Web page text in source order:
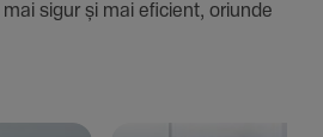
sigur și mai eficient, oriunde